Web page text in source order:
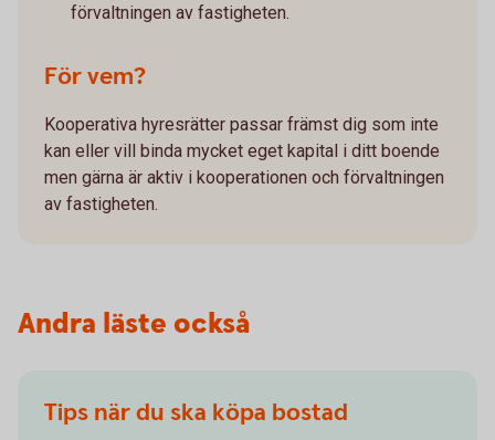
förvaltningen av fastigheten.
För vem?
Kooperativa hyresrätter passar främst dig som inte
kan eller vill binda mycket eget kapital i ditt boende
men gärna är aktiv i kooperationen och förvaltningen
av fastigheten.
Andra läste också
Tips när du ska köpa bostad